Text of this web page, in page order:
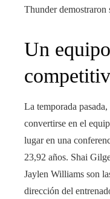
Thunder demostraron
Un
La temporada
convertirse en el
lugar en una
23,92 años. Shai
Jaylen Williams son
dirección del